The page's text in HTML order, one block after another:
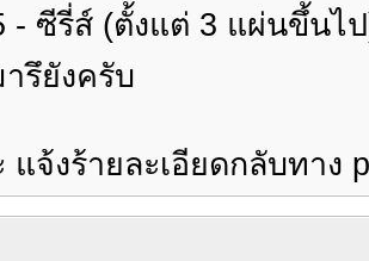
- ซีรี่ส์ (ตั้งแต่ 3 แผ่นขึ้นไ
รึยังครับ
แจ้งร้ายละเอียดกลับทาง